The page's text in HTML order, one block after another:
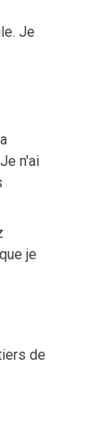
Je
n'ai
je
de